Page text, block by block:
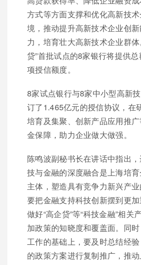
方式等方面支撑和优化高新技
境，推动提升高新技术企业创
力，培育壮大高新技术企业群体
贷”首批试点的8家银行将提供
项授信额度。
8家试点银行与8家中小型高新
订了1.465亿元的授信协议，在
培育及集聚、创新产品应用推
金保障，助力企业做大做强。
陈鸣波副秘书长在讲话中指出
技与金融的深度融合是上海培
主体，塑造具有竞争力新兴产业
要把金融支持科技创新摆到更加
做好“高企贷”等“科技金融”相关
加政策的知晓度和覆盖面。同
工作的基础上，要及时总结经
的政策方案进行复制推广，推